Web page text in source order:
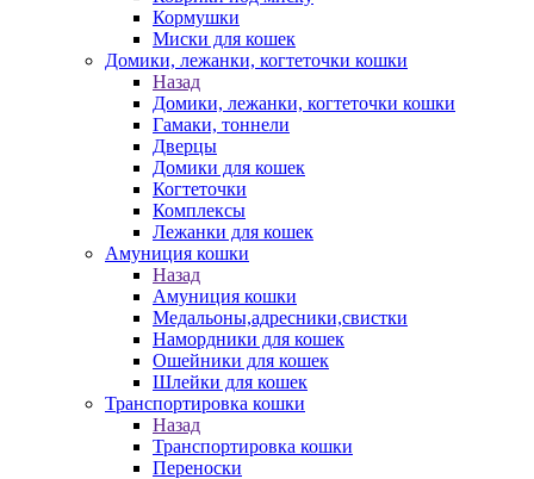
Кормушки
Миски для кошек
Домики, лежанки, когтеточки кошки
Назад
Домики, лежанки, когтеточки кошки
Гамаки, тоннели
Дверцы
Домики для кошек
Когтеточки
Комплексы
Лежанки для кошек
Амуниция кошки
Назад
Амуниция кошки
Медальоны,адресники,свистки
Намордники для кошек
Ошейники для кошек
Шлейки для кошек
Транспортировка кошки
Назад
Транспортировка кошки
Переноски